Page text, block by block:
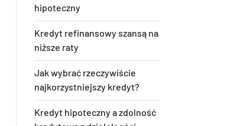
hipoteczny
Kredyt refinansowy szansą na
niższe raty
Jak wybrać rzeczywiście
najkorzystniejszy kredyt?
Kredyt hipoteczny a zdolność